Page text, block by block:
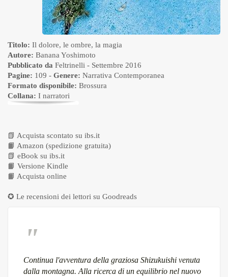
Titolo: Il dolore, le ombre, la magia
Autore: Banana Yoshimoto
Pubblicato da Feltrinelli - Settembre 2016
Pagine: 109 - Genere: Narrativa Contemporanea
Formato disponibile: Brossura
Collana: I narratori
📗 Acquista scontato su ibs.it
📙 Amazon (spedizione gratuita)
📗 eBook su ibs.it
📙 Versione Kindle
📙 Acquista online
✪ Le recensioni dei lettori su Goodreads
Continua l'avventura della graziosa Shizukuishi venuta
dalla montagna. Alla ricerca di un equilibrio nel nuovo